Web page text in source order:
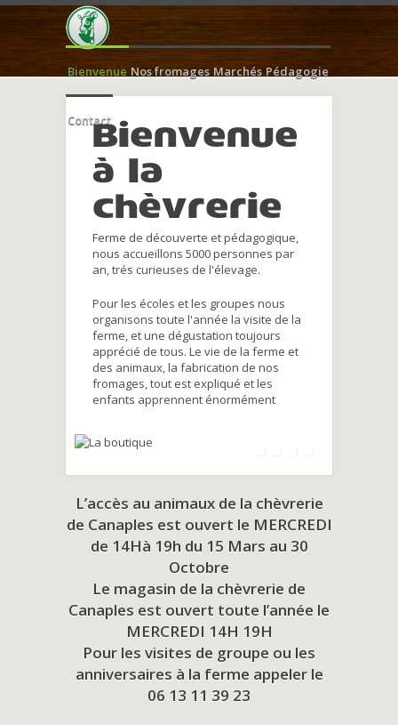
Bienvenue Nos fromages Marchés Pédagogie
ContactBienvenue
à la
chèvrerie
Ferme de découverte et pédagogique,
nous accueillons 5000 personnes par
an, trés curieuses de l'élevage.
Pour les écoles et les groupes nous
organisons toute l'année la visite de la
ferme, et une dégustation toujours
apprécié de tous. Le vie de la ferme et
des animaux, la fabrication de nos
fromages, tout est expliqué et les
enfants apprennent énormément
L’accès au animaux de la chèvrerie
de Canaples est ouvert le MERCREDI
de 14Hà 19h du 15 Mars au 30
Octobre
Le magasin de la chèvrerie de
Canaples est ouvert toute l’année le
MERCREDI 14H 19H
Pour les visites de groupe ou les
anniversaires à la ferme appeler le
06 13 11 39 23